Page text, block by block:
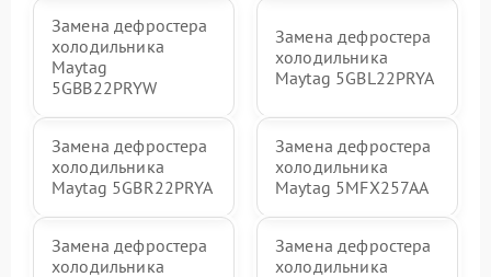
Замена дефростера
холодильника
Maytag
5GBB22PRYW
Замена дефростера
холодильника
Maytag 5GBL22PRYA
Замена дефростера
холодильника
Maytag 5GBR22PRYA
Замена дефростера
холодильника
Maytag 5MFX257AA
Замена дефростера
холодильника
Замена дефростера
холодильника